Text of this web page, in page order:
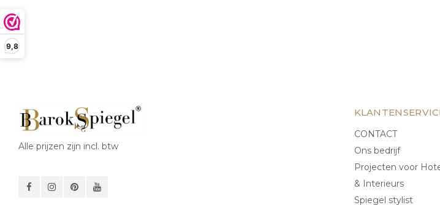
9,8
Alle prijzen zijn incl. btw
CONTACT
Ons bedrijf
Projecten voor
& Interieurs
Spiegel stylist